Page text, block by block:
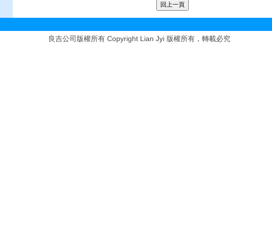
良吉公司版權所有 Copyright Lian Jyi版權所有，轉載必究